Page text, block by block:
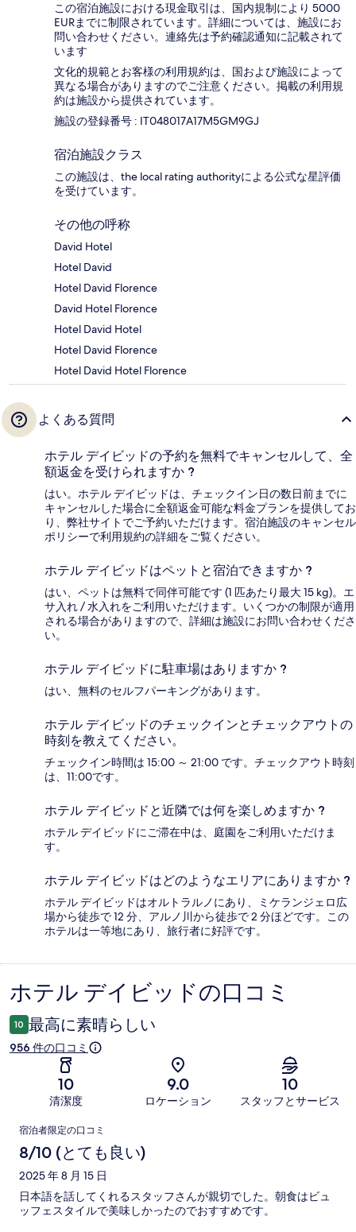
この宿泊施設における現金取引は、国内規制により 5000
EURまでに制限されています。詳細については、施設にお
問い合わせください。連絡先は予約確認通知に記載されて
います
文化的規範とお客様の利用規約は、国および施設によって
異なる場合がありますのでご注意ください。掲載の利用規
約は施設から提供されています。
施設の登録番号 : IT048017A17M5GM9GJ
宿泊施設クラス
この施設は、the local rating authorityによる公式な星評価
を受けています。
その他の呼称
David Hotel
Hotel David
Hotel David Florence
David Hotel Florence
Hotel David Hotel
Hotel David Florence
Hotel David Hotel Florence
よくある質問
ホテル デイビッドの予約を無料でキャンセルして、全
額返金を受けられますか ?
はい。ホテル デイビッドは、チェックイン日の数日前までに
キャンセルした場合に全額返金可能な料金プランを提供してお
り、弊社サイトでご予約いただけます。宿泊施設のキャンセル
ポリシーで利用規約の詳細をご覧ください。
ホテル デイビッドはペットと宿泊できますか ?
はい、ペットは無料で同伴可能です (1 匹あたり最大 15 kg)。エ
サ入れ / 水入れをご利用いただけます。いくつかの制限が適用
される場合がありますので、詳細は施設にお問い合わせくださ
い。
ホテル デイビッドに駐車場はありますか ?
はい、無料のセルフパーキングがあります。
ホテル デイビッドのチェックインとチェックアウトの
時刻を教えてください。
チェックイン時間は 15:00 ～ 21:00 です。チェックアウト時刻
は、11:00です。
ホテル デイビッドと近隣では何を楽しめますか ?
ホテル デイビッドにご滞在中は、庭園をご利用いただけま
す。
ホテル デイビッドはどのようなエリアにありますか ?
ホテル デイビッドはオルトラルノにあり、ミケランジェロ広
場から徒歩で 12 分、アルノ川から徒歩で 2 分ほどです。この
ホテルは一等地にあり、旅行者に好評です。
口
コ
ミ
ホテル デイビッドの口コミ
10 最高に素晴らしい
956 件の口コミ
10
清潔度
9.0
ロケーション
10
スタッフとサービス
口
コ
ミ
宿泊者限定の口コミ
8/10 (とても良い)
2025 年 8 月 15 日
日本語を話してくれるスタッフさんが親切でした。朝食はビュ
ッフェスタイルで美味しかったのでおすすめです。